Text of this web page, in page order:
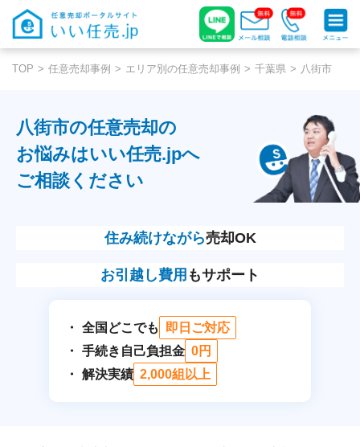
TOP 任意売却事例 エリア別の任意売却事例 千葉県 八街市
八街市の任意売却の
お悩みはいい任売.jpへ
ご相談ください
住み続けながら売却OK
お引越し費用 もサポート
全国どこでも
即日ご対応
手続き自己負担金 0円
解決実績 2,000組以上